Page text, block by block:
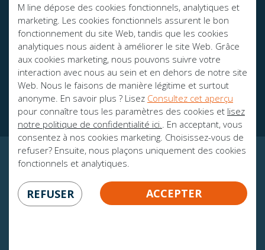
M line dépose des cookies fonctionnels, analytiques et
marketing. Les cookies fonctionnels assurent le bon
fonctionnement du site Web, tandis que les cookies
analytiques nous aident à améliorer le site Web. Grâce
aux cookies marketing, nous pouvons suivre votre
interaction avec nous au sein et en dehors de notre site
Web. Nous le faisons de manière légitime et surtout
anonyme. En savoir plus ? Lisez Consultez cet aperçu
pour connaître tous les paramètres des cookies et lisez
notre politique de confidentialité ici.
. En acceptant, vous
consentez à nos cookies marketing. Choisissez-vous de
refuser? Ensuite, nous plaçons uniquement des cookies
fonctionnels et analytiques.
REFUSER ACCEPTER
+31 413-243050
Des brochures
Ambassadeurs
CERTITUDE GARANTIE!
100 JOURS DE GARANTIE D'ÉCHANGE